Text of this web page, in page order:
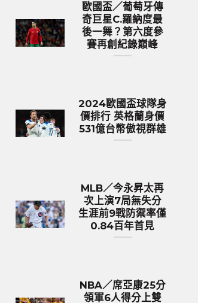
歐國盃／葡萄牙傳
奇巨星C.羅納度最
後一舞？第六度參
賽再創紀錄巔峰
2024歐國盃球隊身
價排行 英格蘭身價
531億台幣傲視群雄
MLB／今永昇太再
次上演7局無失分
生涯前9戰防禦率僅
0.84百年首見
NBA／席亞康25分
領軍6人得分上雙